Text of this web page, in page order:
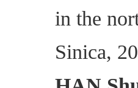
in the
Sinica,